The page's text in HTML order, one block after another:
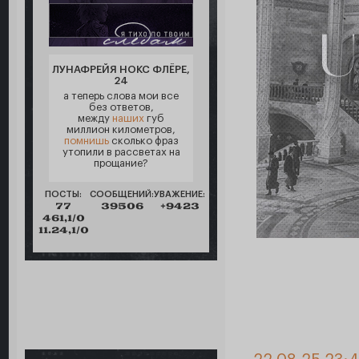
ЛУНАФРЕЙЯ НОКС ФЛЁРЕ,
24
а теперь слова мои все
без ответов,
между наших губ
миллион километров,
помнишьсколько фраз
утопили в рассветах на
прощание?
ПОСТЫ:
77
461,1/0
11.24,1/0
СООБЩЕНИЙ:
39506
УВАЖЕНИЕ:
+9423